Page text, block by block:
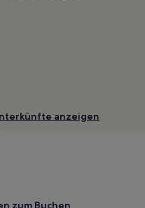
anzeigen
zum Buchen